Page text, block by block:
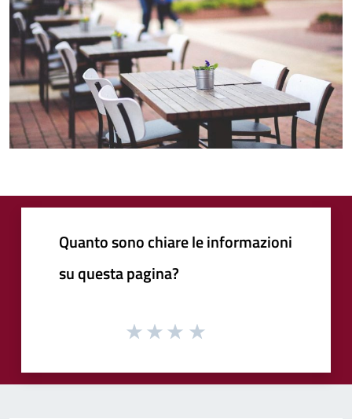
Quanto sono chiare le informazioni
su questa pagina?